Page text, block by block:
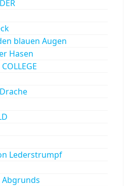
blauen Augen
Hasen
Lederstrumpf
Abgrunds